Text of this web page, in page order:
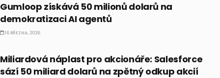
Gumloop získává 50 milionů dolarů na
demokratizaci AI agentů
16 BŘEZNA, 2026
Miliardová náplast pro akcionáře: Salesforce
sází 50 miliard dolarů na zpětný odkup akcií